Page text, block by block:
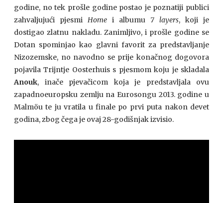
godine, no tek prošle godine postao je poznatiji publici
zahvaljujući pjesmi Home i albumu 7 layers, koji je
dostigao zlatnu nakladu. Zanimljivo, i prošle godine se
Dotan spominjao kao glavni favorit za predstavljanje
Nizozemske, no navodno se prije konačnog dogovora
pojavila Trijntje Oosterhuis s pjesmom koju je skladala
Anouk, inače pjevačicom koja je predstavljala ovu
zapadnoeuropsku zemlju na Eurosongu 2013. godine u
Malmöu te ju vratila u finale po prvi puta nakon devet
godina, zbog čega je ovaj 28-godišnjak izvisio.